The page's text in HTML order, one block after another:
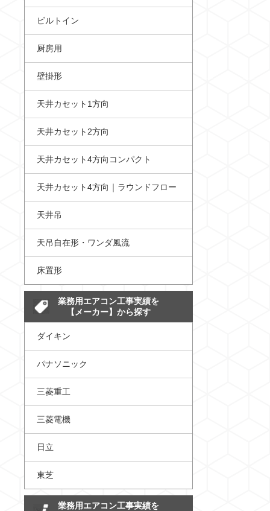
ビルトイン
厨房用
壁掛形
天井カセット1方向
天井カセット2方向
天井カセット4方向コンパクト
天井カセット4方向｜ラウンドフロー
天井吊
天吊自在形・ワンダ風流
床置形
業務用エアコン工事実績を
【メーカー】から探す
ダイキン
パナソニック
三菱重工
三菱電機
日立
東芝
業務用エアコン工事実績を